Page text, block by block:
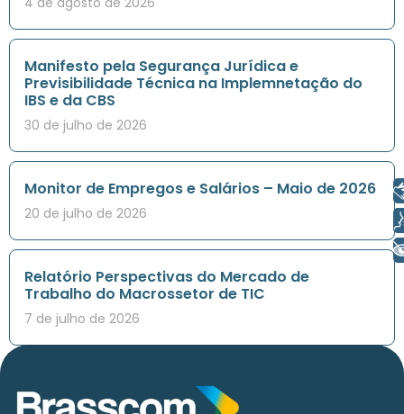
Manifesto pela Segurança Jurídica e
Previsibilidade Técnica na Implemnetação do
IBS e da CBS
30 de julho de 2026
Monitor de Empregos e Salários – Maio de 2026
20 de julho de 2026
Relatório Perspectivas do Mercado de
Trabalho do Macrossetor de TIC
7 de julho de 2026
Libras
+ Acessibilidade